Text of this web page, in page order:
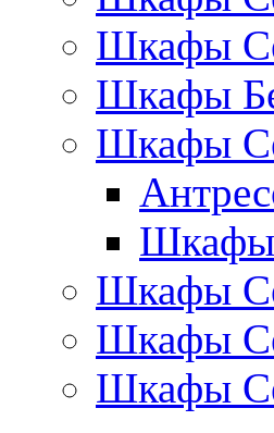
Шкафы
Шкафы
Шкафы
Шкафы
Шкафы
Шкафы